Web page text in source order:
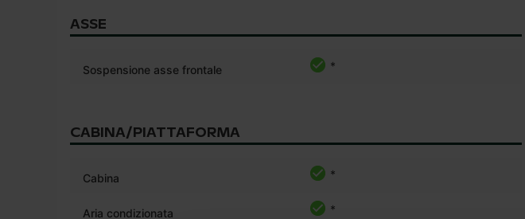
ASSE
Sospensione asse frontale *
CABINA/PIATTAFORMA
Cabina *
Aria condizionata *